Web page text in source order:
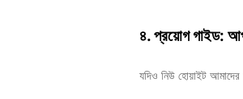
৪. প্রয়োগ গাইড:
যদিও নিউ হোয়াইট আমাদের